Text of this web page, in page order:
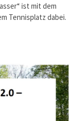
ist mit dem
Tennisplatz dabei.